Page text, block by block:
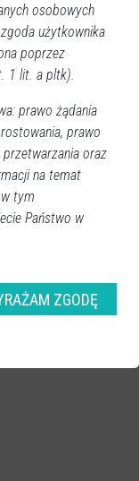
osobowych
użytkownika
poprzez
1 lit. a pltk).
prawo żądania
prawo
oraz
na temat
tym
Państwo w
ZGODĘ